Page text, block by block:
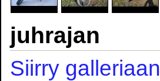
juhrajan
Siirry galleriaan